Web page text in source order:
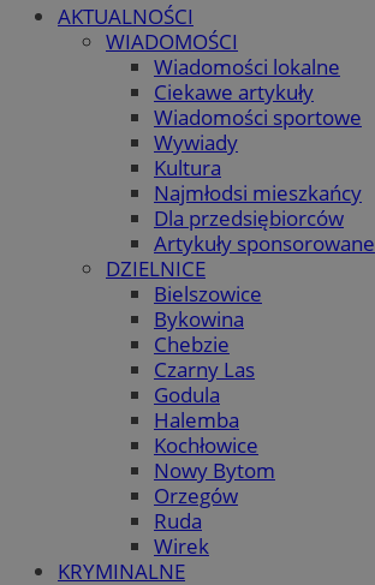
AKTUALNOŚCI
WIADOMOŚCI
Wiadomości lokalne
Ciekawe artykuły
Wiadomości sportowe
Wywiady
Kultura
Najmłodsi mieszkańcy
Dla przedsiębiorców
Artykuły sponsorowane
DZIELNICE
Bielszowice
Bykowina
Chebzie
Czarny Las
Godula
Halemba
Kochłowice
Nowy Bytom
Orzegów
Ruda
Wirek
KRYMINALNE